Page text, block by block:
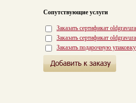
Сопутствующие услуги
Заказать сертификат
Заказать сертификат
Заказать подарочную